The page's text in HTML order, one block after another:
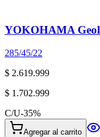
YOKOHAMA
285/45/22
$ 2.619.999
$ 1.702.999
C/U-35%
Agregar al carrito